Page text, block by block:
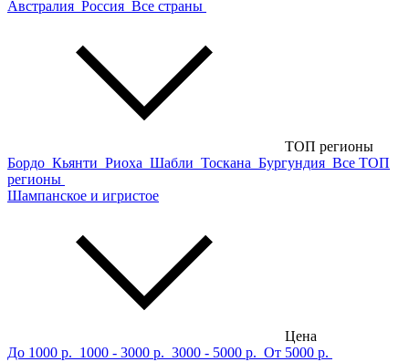
Австралия Россия Все страны
ТОП регионы
Бордо Кьянти Риоха Шабли Тоскана Бургундия Все ТОП
регионы
Шампанское и игристое
Цена
До 1000 р. 1000 - 3000 р. 3000 - 5000 р. От 5000 р.